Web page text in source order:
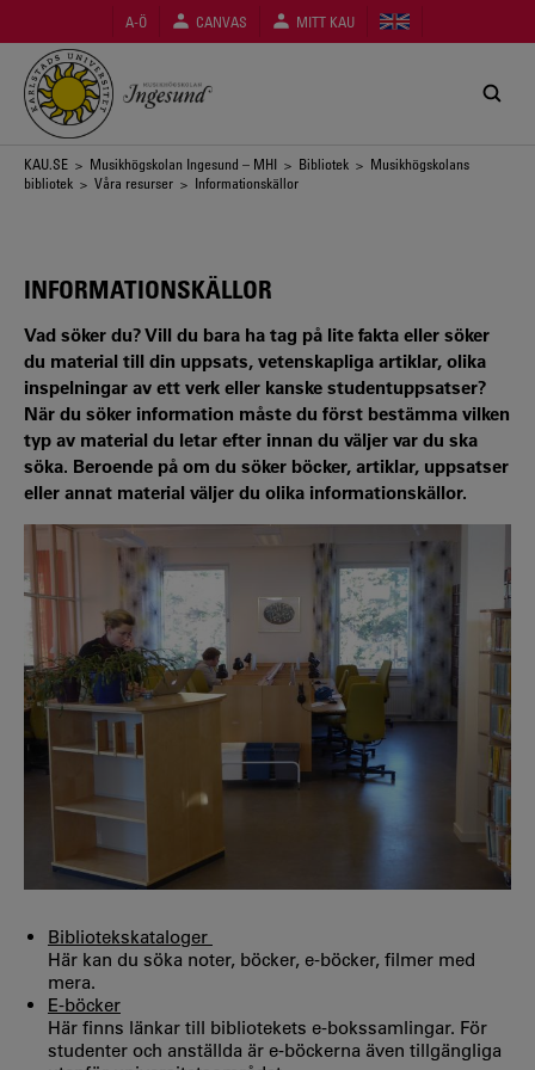
huvudinnehåll
A-Ö CANVAS MITT KAU
Länkstig
KAU.SE > Musikhögskolan Ingesund – MHI > Bibliotek > Musikhögskolans
bibliotek > Våra resurser > Informationskällor
INFORMATIONSKÄLLOR
Vad söker du? Vill du bara ha tag på lite fakta eller söker
du material till din uppsats, vetenskapliga artiklar, olika
inspelningar av ett verk eller kanske studentuppsatser?
När du söker information måste du först bestämma vilken
typ av material du letar efter innan du väljer var du ska
söka. Beroende på om du söker böcker, artiklar, uppsatser
eller annat material väljer du olika informationskällor.
Bibliotekskataloger
Här kan du söka noter, böcker, e-böcker, filmer med
mera.
E-böcker
Här finns länkar till bibliotekets e-bokssamlingar. För
studenter och anställda är e-böckerna även tillgängliga